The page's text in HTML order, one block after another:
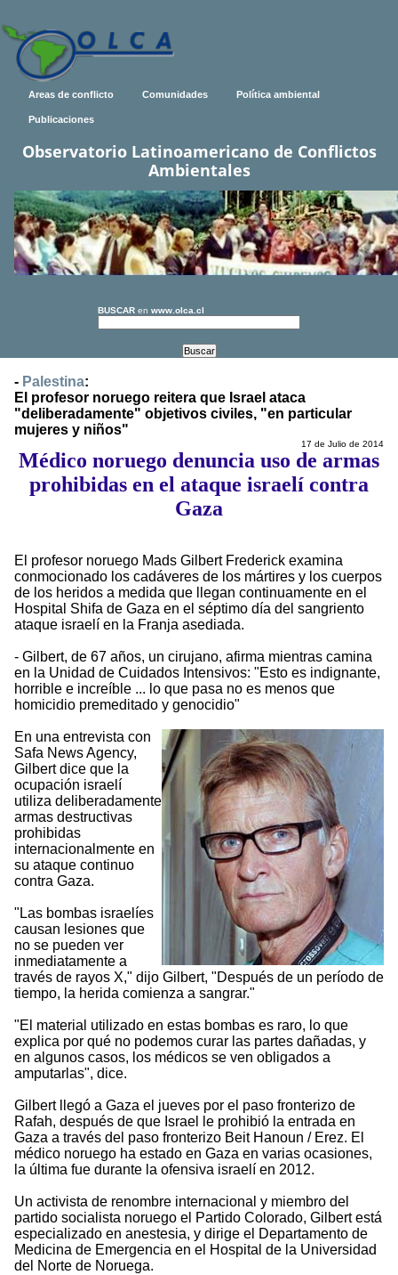
Areas de conflicto Comunidades Política ambiental
Publicaciones
Observatorio Latinoamericano de Conflictos
Ambientales
BUSCAR en www.olca.cl
- Palestina:
El profesor noruego reitera que Israel ataca
"deliberadamente" objetivos civiles, "en particular
mujeres y niños"
17 de Julio de 2014
Médico noruego denuncia uso de armas
prohibidas en el ataque israelí contra
Gaza
El profesor noruego Mads Gilbert Frederick examina
conmocionado los cadáveres de los mártires y los cuerpos
de los heridos a medida que llegan continuamente en el
Hospital Shifa de Gaza en el séptimo día del sangriento
ataque israelí en la Franja asediada.
- Gilbert, de 67 años, un cirujano, afirma mientras camina
en la Unidad de Cuidados Intensivos: "Esto es indignante,
horrible e increíble ... lo que pasa no es menos que
homicidio premeditado y genocidio"
En una entrevista con
Safa News Agency,
Gilbert dice que la
ocupación israelí
utiliza deliberadamente
armas destructivas
prohibidas
internacionalmente en
su ataque continuo
contra Gaza.
"Las bombas israelíes
causan lesiones que
no se pueden ver
inmediatamente a
través de rayos X," dijo Gilbert, "Después de un período de
tiempo, la herida comienza a sangrar."
"El material utilizado en estas bombas es raro, lo que
explica por qué no podemos curar las partes dañadas, y
en algunos casos, los médicos se ven obligados a
amputarlas", dice.
Gilbert llegó a Gaza el jueves por el paso fronterizo de
Rafah, después de que Israel le prohibió la entrada en
Gaza a través del paso fronterizo Beit Hanoun / Erez. El
médico noruego ha estado en Gaza en varias ocasiones,
la última fue durante la ofensiva israelí en 2012.
Un activista de renombre internacional y miembro del
partido socialista noruego el Partido Colorado, Gilbert está
especializado en anestesia, y dirige el Departamento de
Medicina de Emergencia en el Hospital de la Universidad
del Norte de Noruega.